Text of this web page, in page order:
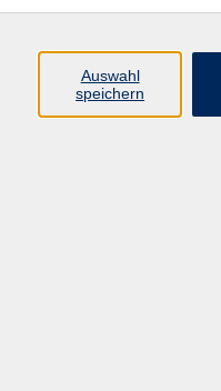
Auswahl
speichern